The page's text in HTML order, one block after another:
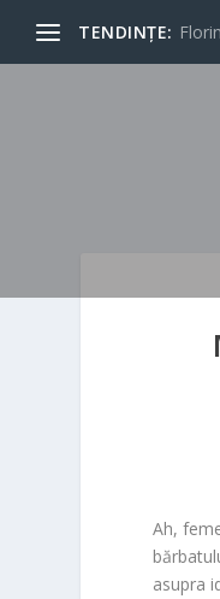
TENDINȚE:
Ah,
asupra